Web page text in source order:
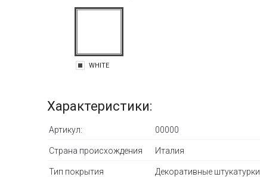
WHITE
Характеристики:
Артикул: 00000
Страна происхождения Италия
Тип покрытия Декоративные штукатурки